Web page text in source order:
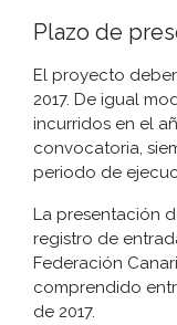
Plazo de
El proyecto
2017. De igual
incurridos en el
convocatoria,
periodo de
La presentación
registro de
Federación
comprendido
de 2017.